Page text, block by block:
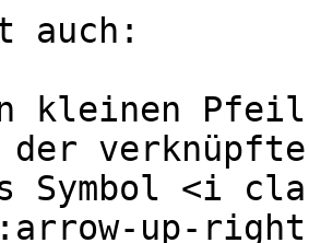
auch:
kleinen
der
Symbol <i
up-